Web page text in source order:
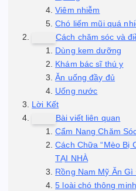
Viêm nhiễm
Chó liếm mũi quá
Cách chăm sóc và
Dùng kem dưỡng
Khám bác sĩ thú y
Ăn uống đầy đủ
Uống nước
Lời Kết
Bài viết liên quan
Cẩm Nang Chăm
Cách Chữa “Mèo Bị
TẠI NHÀ
Rồng Nam Mỹ Ăn
5 loài chó thông